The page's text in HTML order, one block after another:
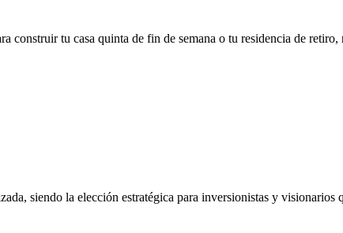
construir tu casa quinta de fin de semana o tu residencia de retiro,
siendo la elección estratégica para inversionistas y visionarios